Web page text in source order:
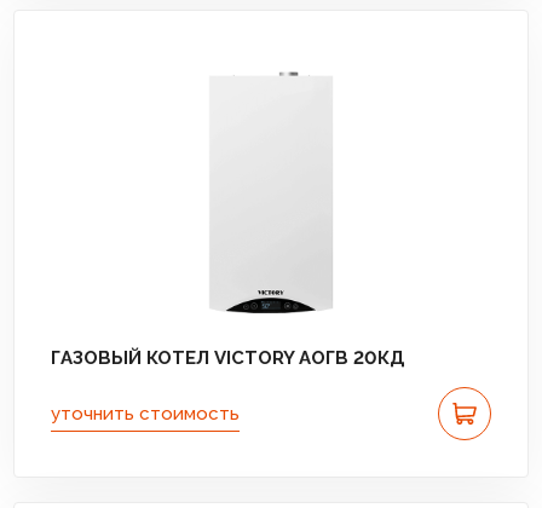
ГАЗОВЫЙ КОТЕЛ VICTORY АОГВ 20КД
уточнить стоимость